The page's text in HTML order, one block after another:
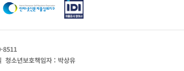
8511
청소년보호책임자 : 박상유